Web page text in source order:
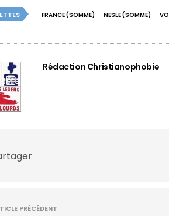
FRANCE (SOMME) NESLE (SOMME)
Rédaction Christianophobie
PRÉCÉDENT